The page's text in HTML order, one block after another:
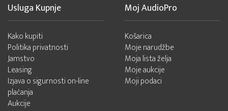
Usluga Kupnje
Kako kupiti
Politika privatnosti
Jamstvo
Leasing
Izjava o sigurnosti on-line
plaćanja
Aukcije
Moj AudioPro
Košarica
Moje narudžbe
Moja lista želja
Moje aukcije
Moji podaci